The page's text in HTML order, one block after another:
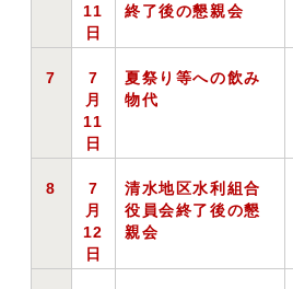
11
日
終了後の懇親会
7
7
月
11
日
夏祭り等への飲み
物代
8
7
月
12
日
清水地区水利組合
役員会終了後の懇
親会